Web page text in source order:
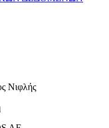
Νιφλής